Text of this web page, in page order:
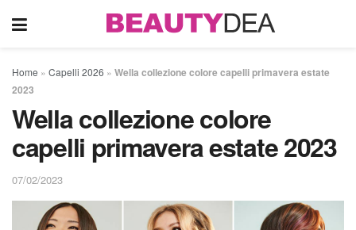
Home » Capelli 2026 » Wella collezione colore capelli primavera estate
2023
Wella collezione colore
capelli primavera estate 2023
07/02/2023